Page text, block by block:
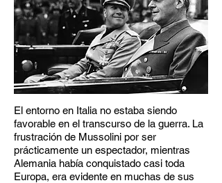
El entorno en Italia no estaba siendo
favorable en el transcurso de la guerra. La
frustración de Mussolini por ser
prácticamente un espectador, mientras
Alemania había conquistado casi toda
Europa, era evidente en muchas de sus